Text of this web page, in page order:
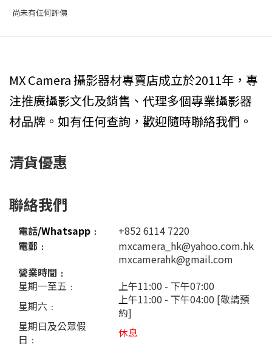
尚未有任何評價
MX Camera 攝影器材專賣店成立於2011年，專
注推廣攝影文化及銷售、代理多個專業攝影器
材品牌。如有任何查詢，歡迎隨時聯絡我們。
清貨優惠
聯絡我們
電話/Whatsapp ﹕
+852 6114 7220
電郵﹕
mxcamera_hk@yahoo.com.hk
mxcamerahk@gmail.com
營業時間﹕
星期一至五﹕
上午11:00 - 下午07:00
星期六﹕
上午11:00 - 下午04:00 [敬請預
約]
星期日及公眾假
日﹕
休息